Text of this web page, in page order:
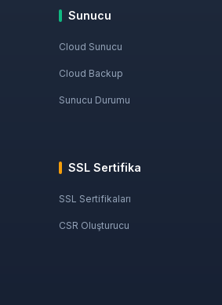
Sunucu
Cloud Sunucu
Cloud Backup
Sunucu Durumu
SSL Sertifika
SSL Sertifikaları
CSR Oluşturucu